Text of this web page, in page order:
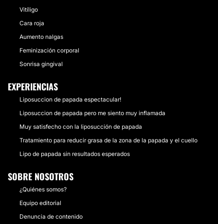
Vitíligo
Cara roja
Aumento nalgas
Feminización corporal
Sonrisa gingival
EXPERIENCIAS
Liposuccion de papada espectacular!
Liposuccion de papada pero me siento muy inflamada
Muy satisfecho con la liposucción de papada
Tratamiento para reducir grasa de la zona de la papada y el cuello
Lipo de papada sin resultados esperados
SOBRE NOSOTROS
¿Quiénes somos?
Equipo editorial
Denuncia de contenido